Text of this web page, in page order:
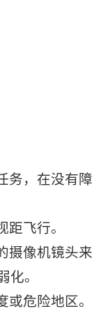
务，在没有
飞行。
像机镜头
化。
危险地区。